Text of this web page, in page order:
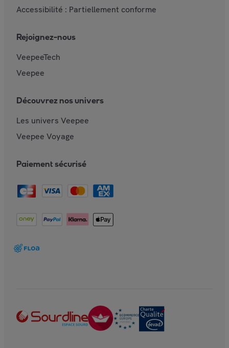
Accessibilité : Partiellement conforme
Rejoignez-nous
VeepeeTech
Veepee
Découvrez nos univers
Les univers Veepee
Veepee Voyage
Paiement sécurisé